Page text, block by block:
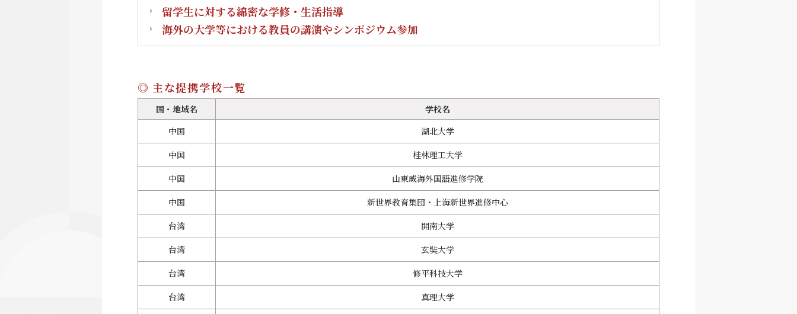
留学生に対する綿密な学修・生活指導
海外の大学等における教員の講演やシンポジウム参加
主な提携学校一覧
国・地域名
学校名
中国
湖北大学
中国
桂林理工大学
中国
山東威海外国語進修学院
中国
新世界教育集団・上海新世界進修中心
台湾
開南大学
台湾
玄奘大学
台湾
修平科技大学
台湾
真理大学